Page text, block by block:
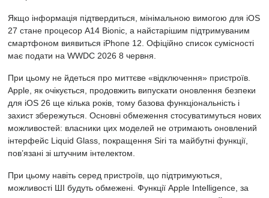
Якщо інформація підтвердиться, мінімальною вимогою для iOS
27 стане процесор A14 Bionic, а найстарішим підтримуваним
смартфоном виявиться iPhone 12. Офіційно список сумісності
має подати на WWDC 2026 8 червня.
При цьому не йдеться про миттєве «відключення» пристроїв.
Apple, як очікується, продовжить випускати оновлення безпеки
для iOS 26 ще кілька років, тому базова функціональність і
захист збережуться. Основні обмеження стосуватимуться нових
можливостей: власники цих моделей не отримають оновлений
інтерфейс Liquid Glass, покращення Siri та майбутні функції,
пов’язані зі штучним інтелектом.
При цьому навіть серед пристроїв, що підтримуються,
можливості ШІ будуть обмежені. Функції Apple Intelligence, за